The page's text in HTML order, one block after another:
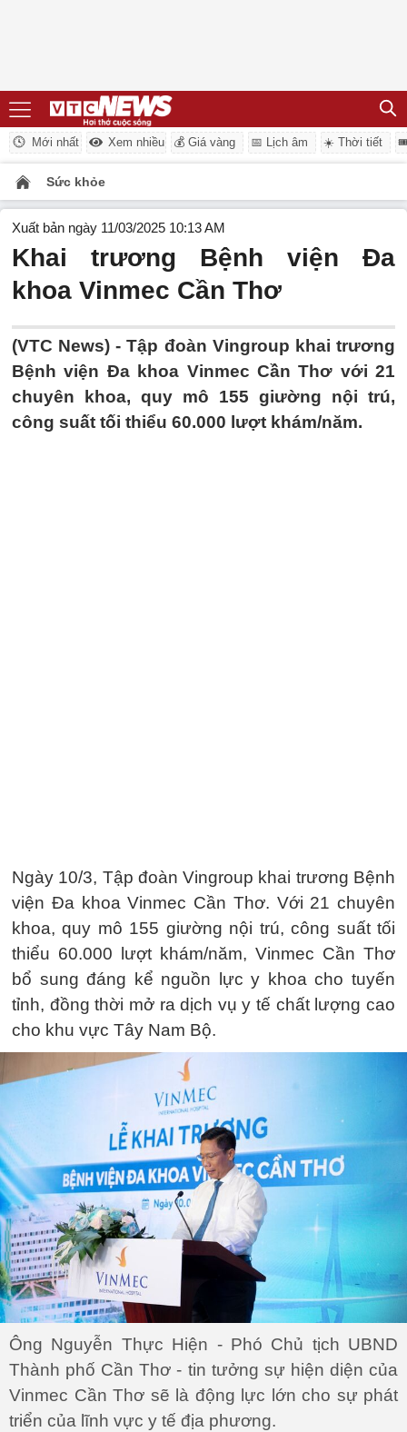
Mới nhất Xem nhiều 💰 Giá vàng 📅 Lịch âm ☀️ Thời tiết
Sức khỏe
Xuất bản ngày 11/03/2025 10:13 AM
Khai trương Bệnh viện Đa
khoa Vinmec Cần Thơ
(VTC News) -Tập đoàn Vingroup khai trương
Bệnh viện Đa khoa Vinmec Cần Thơ với 21
chuyên khoa, quy mô 155 giường nội trú,
công suất tối thiểu 60.000 lượt khám/năm.
Ngày 10/3, Tập đoàn Vingroup khai trương Bệnh
viện Đa khoa Vinmec Cần Thơ. Với 21 chuyên
khoa, quy mô 155 giường nội trú, công suất tối
thiểu 60.000 lượt khám/năm, Vinmec Cần Thơ
bổ sung đáng kể nguồn lực y khoa cho tuyến
tỉnh, đồng thời mở ra dịch vụ y tế chất lượng cao
cho khu vực Tây Nam Bộ.
Ông Nguyễn Thực Hiện - Phó Chủ tịch UBND
Thành phố Cần Thơ - tin tưởng sự hiện diện của
Vinmec Cần Thơ sẽ là động lực lớn cho sự phát
triển của lĩnh vực y tế địa phương.